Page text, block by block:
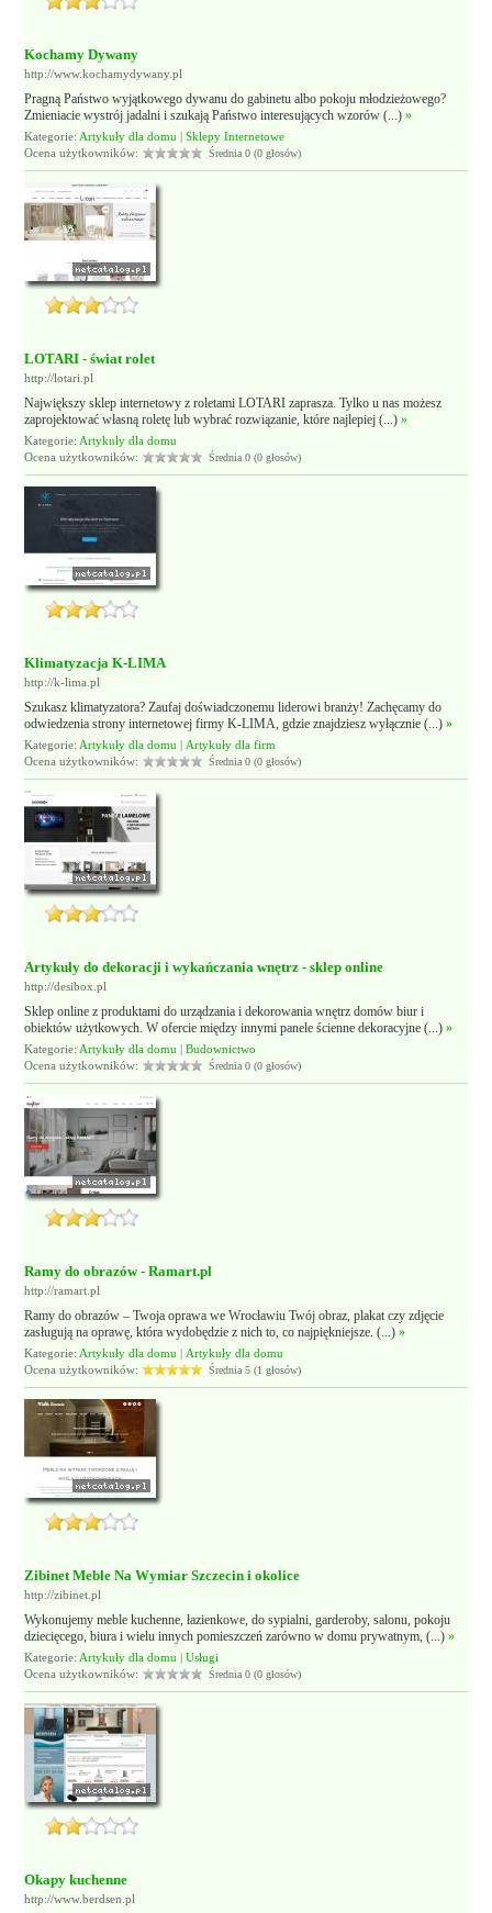
Kochamy Dywany
http://www.kochamydywany.pl
Pragną Państwo wyjątkowego dywanu do gabinetu albo pokoju młodzieżowego?
Zmieniacie wystrój jadalni i szukają Państwo interesujących wzorów (...)»
Kategorie: Artykuły dla domu |Sklepy Internetowe
Ocena użytkowników:
Średnia 0 (0 głosów)
LOTARI - świat rolet
http://lotari.pl
Największy sklep internetowy z roletami LOTARI zaprasza. Tylko u nas możesz
zaprojektować własną roletę lub wybrać rozwiązanie, które najlepiej (...)»
Kategorie: Artykuły dla domu
Ocena użytkowników:
Średnia 0 (0 głosów)
Klimatyzacja K-LIMA
http://k-lima.pl
Szukasz klimatyzatora? Zaufaj doświadczonemu liderowi branży! Zachęcamy do
odwiedzenia strony internetowej firmy K-LIMA, gdzie znajdziesz wyłącznie (...)»
Kategorie: Artykuły dla domu | Artykuły dla firm
Ocena użytkowników:
Średnia 0 (0 głosów)
Artykuły do dekoracji i wykańczania wnętrz - sklep online
http://desibox.pl
Sklep online z produktami do urządzania i dekorowania wnętrz domów biur i
obiektów użytkowych. W ofercie między innymi panele ścienne dekoracyjne (...)»
Kategorie: Artykuły dla domu |Budownictwo
Ocena użytkowników:
Średnia 0 (0 głosów)
Ramy do obrazów - Ramart.pl
http://ramart.pl
Ramy do obrazów – Twoja oprawa we Wrocławiu Twój obraz, plakat czy zdjęcie
zasługują na oprawę, która wydobędzie z nich to, co najpiękniejsze. (...)»
Kategorie: Artykuły dla domu | Artykuły dla domu
Ocena użytkowników:
Średnia 5 (1 głosów)
Zibinet Meble Na Wymiar Szczecin i okolice
http://zibinet.pl
Wykonujemy meble kuchenne, łazienkowe, do sypialni, garderoby, salonu, pokoju
dziecięcego, biura i wielu innych pomieszczeń zarówno w domu prywatnym, (...)»
Kategorie: Artykuły dla domu |Usługi
Ocena użytkowników:
Średnia 0 (0 głosów)
Okapy kuchenne
http://www.berdsen.pl